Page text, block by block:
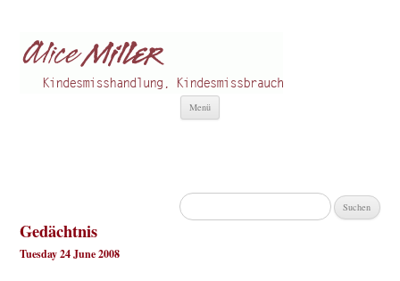
Menü
Suchen
nach:
Gedächtnis
Tuesday 24 June 2008